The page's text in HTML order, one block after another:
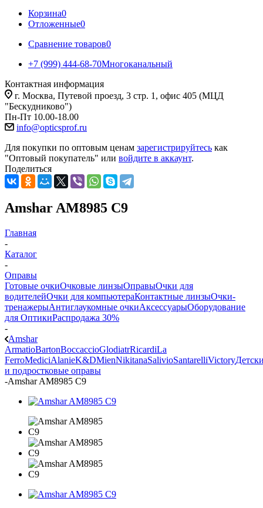
Корзина0
Отложенные0
Сравнение товаров0
+7 (999) 444-68-70Многоканальный
Контактная информация
г. Москва, Путевой проезд, 3 стр. 1, офис 405 (МЦД
"Бескудниково")
Пн-Пт 10.00-18.00
info@opticsprof.ru
Для покупки по оптовым ценам зарегистрируйтесь как
"Оптовый покупатель" или войдите в аккаунт.
Поделиться
Amshar AM8985 С9
Главная
-
Каталог
-
Оправы
Готовые очкиОчковые линзыОправыОчки для
водителейОчки для компьютераКонтактные линзыОчки-
тренажерыАнтиглаукомные очкиАксессуарыОборудование
для ОптикиРаспродажа 30%
-
Amshar
ArmatioBartonBoccaccioGlodiatrRicardiLa
FerroMediciAlanieK&DMienNikitanaSalivioSantarelliVictory
и подростковые оправы
-Amshar AM8985 С9